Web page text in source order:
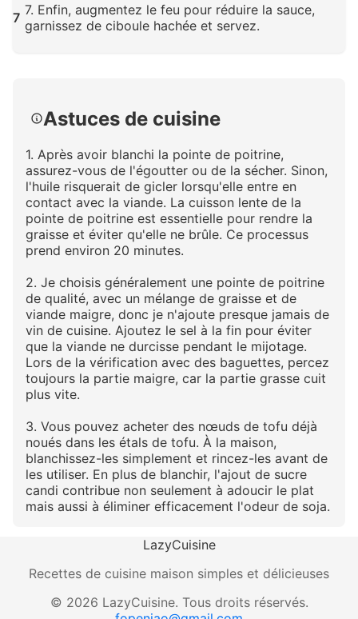
7 7. Enfin, augmentez le feu pour réduire la sauce,
garnissez de ciboule hachée et servez.
Astuces de cuisine
1. Après avoir blanchi la pointe de poitrine,
assurez-vous de l'égoutter ou de la sécher. Sinon,
l'huile risquerait de gicler lorsqu'elle entre en
contact avec la viande. La cuisson lente de la
pointe de poitrine est essentielle pour rendre la
graisse et éviter qu'elle ne brûle. Ce processus
prend environ 20 minutes.
2. Je choisis généralement une pointe de poitrine
de qualité, avec un mélange de graisse et de
viande maigre, donc je n'ajoute presque jamais de
vin de cuisine. Ajoutez le sel à la fin pour éviter
que la viande ne durcisse pendant le mijotage.
Lors de la vérification avec des baguettes, percez
toujours la partie maigre, car la partie grasse cuit
plus vite.
3. Vous pouvez acheter des nœuds de tofu déjà
noués dans les étals de tofu. À la maison,
blanchissez-les simplement et rincez-les avant de
les utiliser. En plus de blanchir, l'ajout de sucre
candi contribue non seulement à adoucir le plat
mais aussi à éliminer efficacement l'odeur de soja.
LazyCuisine
Recettes de cuisine maison simples et délicieuses
© 2026 LazyCuisine. Tous droits réservés.